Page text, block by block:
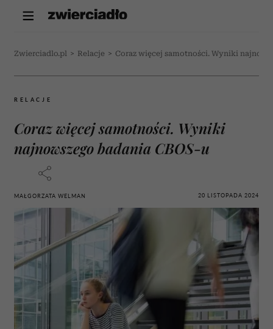
Zwierciadlo.pl > Relacje > Coraz więcej samotności. Wyniki
RELACJE
Coraz więcej samotności. Wyniki
najnowszego badania CBOS-u
MAŁGORZATA WELMAN 20 LISTOPADA 2024